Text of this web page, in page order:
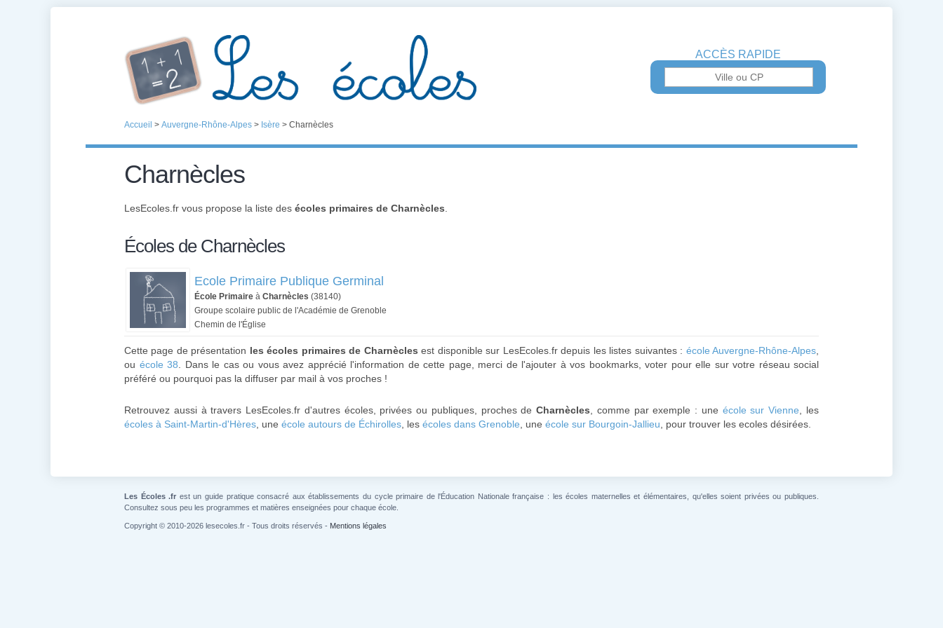
ACCÈS RAPIDE
Accueil > Auvergne-Rhône-Alpes > Isère > Charnècles
Charnècles
LesEcoles.fr vous propose la liste des écoles primaires de Charnècles
Écoles de Charnècles
Ecole Primaire Publique Germinal
École Primaire à Charnècles (38140)
Groupe scolaire public de l'Académie de Grenoble
Chemin de l'Église
Cette page de présentation les écoles primaires de Charnècles est disponible sur LesEcoles.fr depuis les listes suivantes : école Auvergne-Rhône-Alpes
ou école 38 . Dans le cas ou vous avez apprécié l'information de cette page, merci de l'ajouter à vos bookmarks, voter pour elle sur votre réseau social
préféré ou pourquoi pas la diffuser par mail à vos proches !
Retrouvez aussi à travers LesEcoles.fr d'autres écoles, privées ou publiques, proches deCharnècles , comme par exemple : une école sur Vienne , les
écoles à Saint-Martin-d'Hères , une école autours de Échirolles , les écoles dans Grenoble , une école sur Bourgoin-Jallieu , pour trouver les ecoles désirées.
Les Écoles .fr est un guide pratique consacré aux établissements du cycle primaire de l'Éducation Nationale française : les écoles maternelles et élémentaires, qu'elles soient privées ou publiques.
Consultez sous peu les programmes et matières enseignées pour chaque école.
Copyright © 2010-2026 lesecoles.fr - Tous droits réservés - Mentions légales